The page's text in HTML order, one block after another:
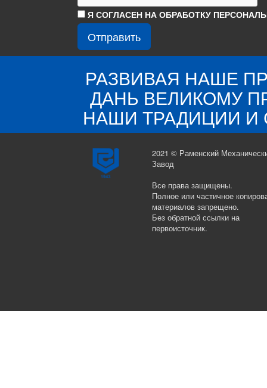
Я СОГЛАСЕН НА ОБРАБОТКУ
РАЗВИВАЯ НАШЕ
ДАНЬ ВЕЛИКОМУ
НАШИ ТРАДИЦИИ И
2021 © Раменский
Завод
Все права защищены.
Полное или частичное
материалов запрещено.
Без обратной ссылки на
первоисточник.